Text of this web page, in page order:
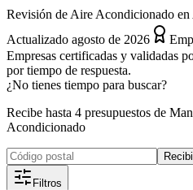
Revisión de Aire Acondicionado en
Actualizado agosto de 2026
Empresas certificadas y validadas
por tiempo de respuesta.
¿No tienes tiempo para buscar?
Recibe hasta 4 presupuestos de
Acondicionado
Filtros